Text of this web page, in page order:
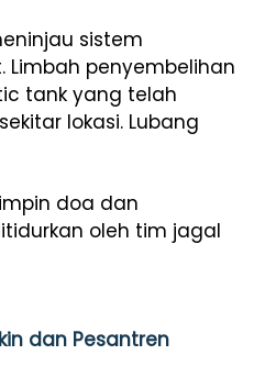
sistem
penyembelihan
tank yang telah
lokasi. Lubang
doa dan
oleh tim jagal
dan Pesantren